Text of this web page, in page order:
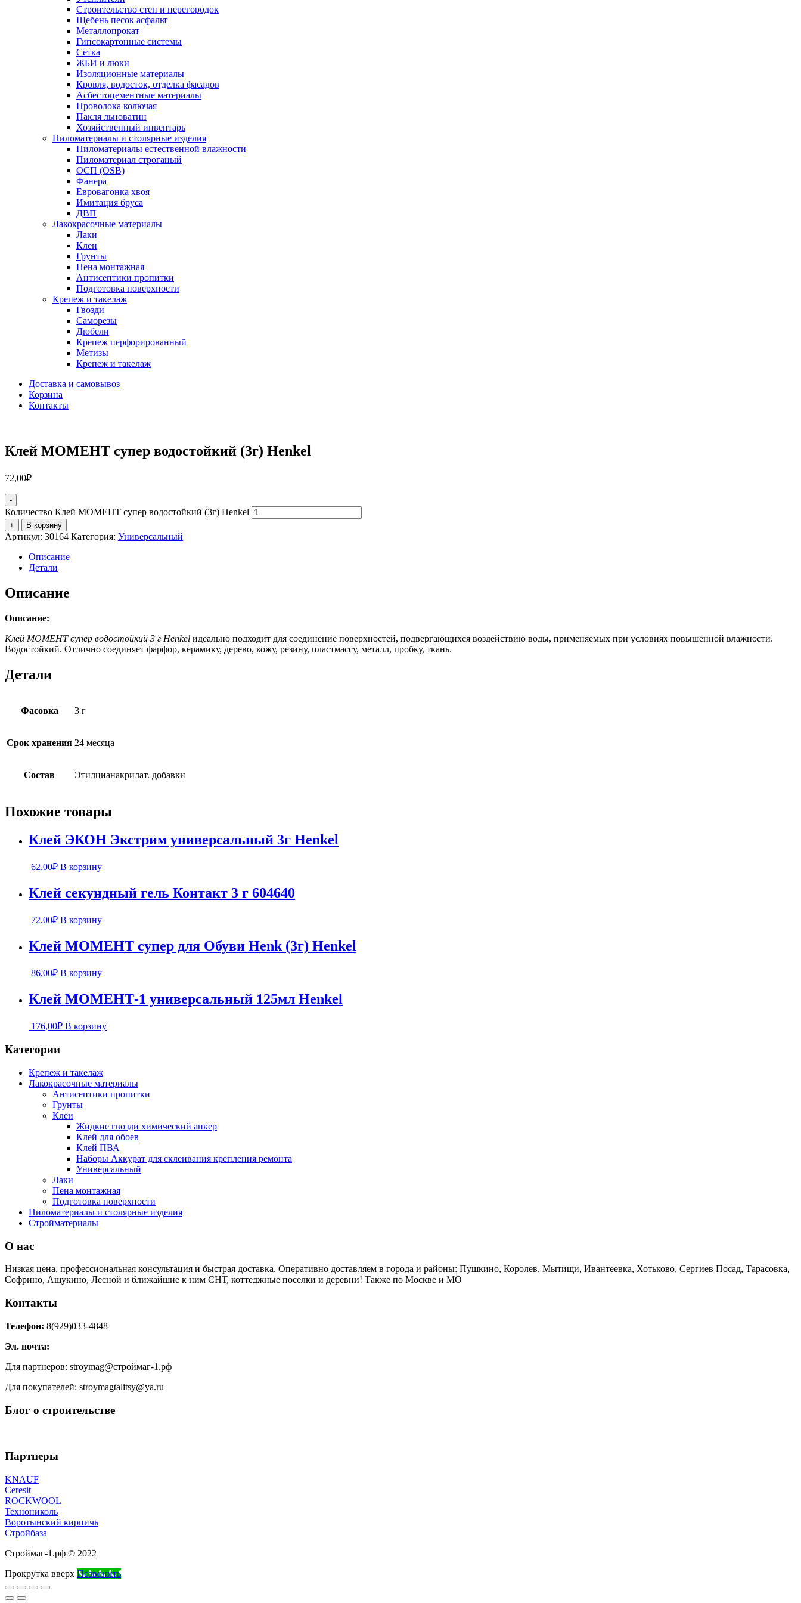
Строительство стен и перегородок
Щебень песок асфальт
Металлопрокат
Гипсокартонные системы
Сетка
ЖБИ и люки
Изоляционные материалы
Кровля, водосток, отделка фасадов
Асбестоцементные материалы
Проволока колючая
Пакля льноватин
Хозяйственный инвентарь
Пиломатериалы и столярные изделия
Пиломатериалы естественной влажности
Пиломатериал строганый
ОСП (OSB)
Фанера
Евровагонка хвоя
Имитация бруса
ДВП
Лакокрасочные материалы
Лаки
Клеи
Грунты
Пена монтажная
Антисептики пропитки
Подготовка поверхности
Крепеж и такелаж
Гвозди
Саморезы
Дюбели
Крепеж перфорированный
Метизы
Крепеж и такелаж
Доставка и самовывоз
Корзина
Контакты
Клей МОМЕНТ супер водостойкий (3г) Henkel
72,00₽
-
Количество Клей МОМЕНТ супер водостойкий (3г) Henkel
+ В корзину
Артикул: 30164 Категория: Универсальный
Описание
Детали
Описание
Описание:
Клей МОМЕНТ супер водостойкий 3 г Henkel идеально подходит для соединение поверхностей, подвергающихся воздействию воды, применяемых при условиях повышенной влажности.
Водостойкий. Отлично соединяет фарфор, керамику, дерево, кожу, резину, пластмассу, металл, пробку, ткань.
Детали
Фасовка 3 г
Срок хранения 24 месяца
Состав Этилцианакрилат. добавки
Похожие товары
Клей ЭКОН Экстрим универсальный 3г Henkel
62,00₽ В корзину
Клей секундный гель Контакт 3 г 604640
72,00₽ В корзину
Клей МОМЕНТ супер для Обуви Henk (3г) Henkel
86,00₽ В корзину
Клей МОМЕНТ-1 универсальный 125мл Henkel
176,00₽ В корзину
Категории
Крепеж и такелаж
Лакокрасочные материалы
Антисептики пропитки
Грунты
Клеи
Жидкие гвозди химический анкер
Клей для обоев
Клей ПВА
Наборы Аккурат для склеивания крепления ремонта
Универсальный
Лаки
Пена монтажная
Подготовка поверхности
Пиломатериалы и столярные изделия
Стройматериалы
О нас
Низкая цена, профессиональная консультация и быстрая доставка. Оперативно доставляем в города и районы: Пушкино, Королев, Мытищи, Ивантеевка, Хотьково, Сергиев Посад, Тарасовка,
Софрино, Ашукино, Лесной и ближайшие к ним СНТ, коттеджные поселки и деревни! Также по Москве и МО
Контакты
Телефон: 8(929)033-4848
Эл. почта:
Для партнеров: stroymag@строймаг-1.рф
Для покупателей: stroymagtalitsy@ya.ru
Блог о строительстве
Партнеры
KNAUF
Ceresit
ROCKWOOL
Технониколь
Воротынский кирпичь
Стройбаза
Строймаг-1.рф © 2022
Прокрутка вверх Позвонить